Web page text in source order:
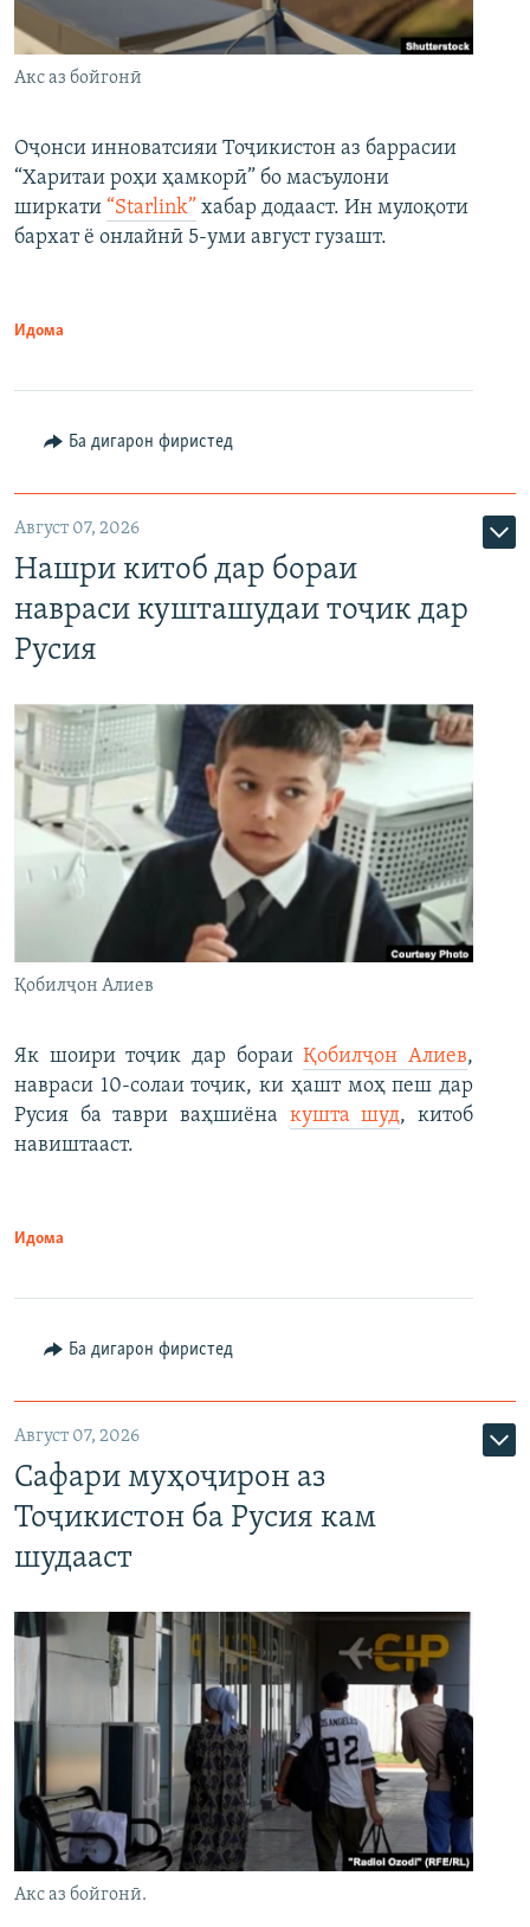
Акс аз бойгонӣ
Оҷонси инноватсияи Тоҷикистон аз баррасии
“Харитаи роҳи ҳамкорӣ” бо масъулони
ширкати “Starlink” хабар додааст. Ин мулоқоти
бархат ё онлайнӣ 5-уми август гузашт.
Идома
Ба дигарон фиристед
Август 07, 2026
Нашри китоб дар бораи
навраси кушташудаи тоҷик дар
Русия
Қобилҷон Алиев
Як шоири тоҷик дар бораиҚобилҷон Алиев,
навраси 10-солаи тоҷик, ки ҳашт моҳ пеш дар
Русия ба таври ваҳшиёна кушта шуд, китоб
навиштааст.
Идома
Ба дигарон фиристед
Август 07, 2026
Сафари муҳоҷирон аз
Тоҷикистон ба Русия кам
шудааст
Акс аз бойгонӣ.